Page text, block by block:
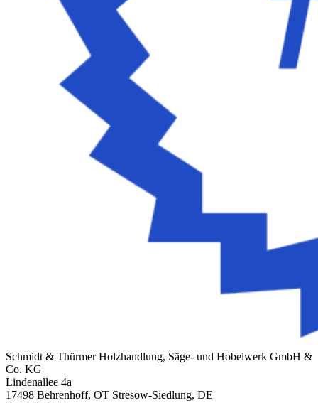
Schmidt & Thürmer Holzhandlung, Säge- und Hobelwerk GmbH &
Co. KG
Lindenallee 4a
17498 Behrenhoff, OT Stresow-Siedlung, DE